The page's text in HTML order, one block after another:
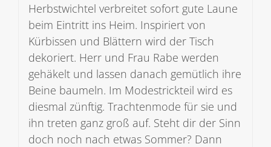
Herbstwichtel verbreitet sofort gute Laune
beim Eintritt ins Heim. Inspiriert von
Kürbissen und Blättern wird der Tisch
dekoriert. Herr und Frau Rabe werden
gehäkelt und lassen danach gemütlich ihre
Beine baumeln. Im Modestrickteil wird es
diesmal zünftig. Trachtenmode für sie und
ihn treten ganz groß auf. Steht dir der Sinn
doch noch nach etwas Sommer? Dann